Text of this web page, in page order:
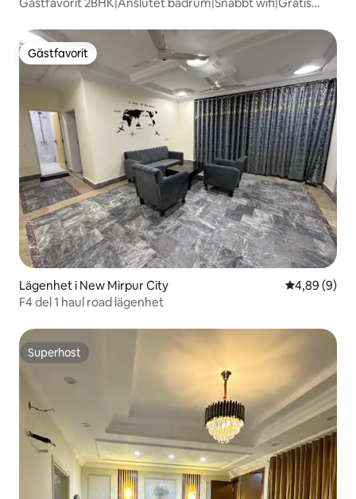
Gästfavorit 2BHK|Anslutet badrum|Snabbt wifi|Gratis
Gästfavorit
Gästfavorit
Lägenhet i New Mirpur City 4,89 av 5 i
4,89 (9)
F4 del 1 haul road lägenhet
Superhost
Superhost